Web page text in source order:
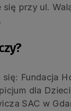
się przy ul.
się: Fundacja
dla Dzieci
SAC w